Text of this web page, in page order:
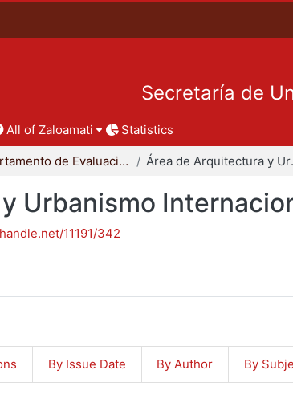
Secretaría de
All of Zaloamati Statistics
Departamento de Evaluación del Diseño en el Tiempo Área
Urbanismo
11191/342
By Issue Date By Author By